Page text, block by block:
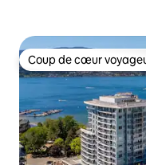
Coup de cœur
Coup de cœur